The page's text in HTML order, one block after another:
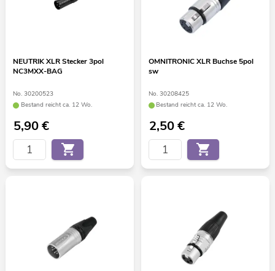
NEUTRIK XLR Stecker 3pol
NC3MXX-BAG
No. 30200523
Bestand reicht ca. 12 Wo.
5,90€
OMNITRONIC XLR Buchse 5pol
sw
No. 30208425
Bestand reicht ca. 12 Wo.
2,50€